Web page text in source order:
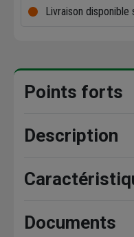
Livraison
Points forts
Description
Documents